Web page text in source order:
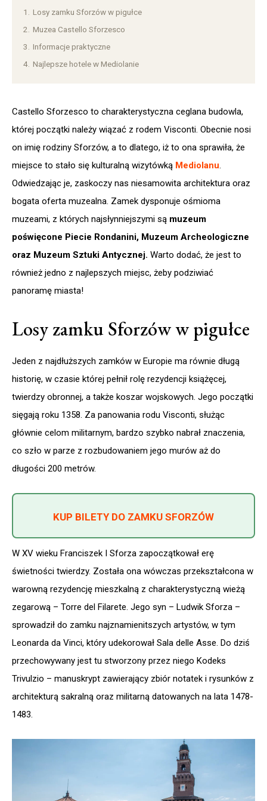
1.
Losy zamku Sforzów w pigułce
2.
Muzea Castello Sforzesco
3.
Informacje praktyczne
4. Najlepsze hotele w Mediolanie
Castello Sforzesco to charakterystyczna ceglana budowla,
której początki należy wiązać z rodem Visconti. Obecnie nosi
on imię rodziny Sforzów, a to dlatego, iż to ona sprawiła, że
miejsce to stało się kulturalną wizytówką Mediolanu.
Odwiedzając je, zaskoczy nas niesamowita architektura oraz
bogata oferta muzealna. Zamek dysponuje ośmioma
muzeami, z których najsłynniejszymi są muzeum
poświęcone Piecie Rondanini, Muzeum Archeologiczne
oraz Muzeum Sztuki Antycznej. Warto dodać, że jest to
również jedno z najlepszych miejsc, żeby podziwiać
panoramę miasta!
Losy zamku Sforzów w pigułce
Jeden z najdłuższych zamków w Europie ma równie długą
historię, w czasie której pełnił rolę rezydencji książęcej,
twierdzy obronnej, a także koszar wojskowych. Jego początki
sięgają roku 1358. Za panowania rodu Visconti, służąc
głównie celom militarnym, bardzo szybko nabrał znaczenia,
co szło w parze z rozbudowaniem jego murów aż do
długości 200 metrów.
KUP BILETY DO ZAMKU SFORZÓW
W XV wieku Franciszek I Sforza zapoczątkował erę
świetności twierdzy. Została ona wówczas przekształcona w
warowną rezydencję mieszkalną z charakterystyczną wieżą
zegarową – Torre del Filarete. Jego syn – Ludwik Sforza –
sprowadził do zamku najznamienitszych artystów, w tym
Leonarda da Vinci, który udekorował Sala delle Asse. Do dziś
przechowywany jest tu stworzony przez niego Kodeks
Trivulzio – manuskrypt zawierający zbiór notatek i rysunków z
architekturą sakralną oraz militarną datowanych na lata 1478-
1483.